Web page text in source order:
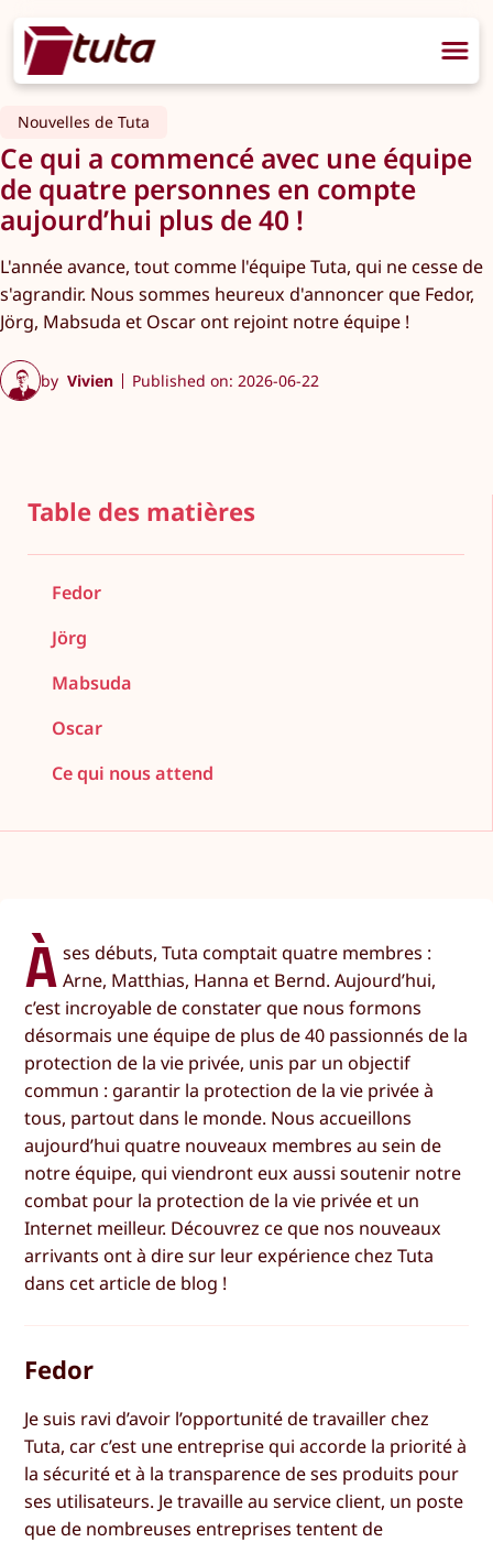
Nouvelles de Tuta
Ce qui a commencé avec une équipe
de quatre personnes en compte
aujourd’hui plus de 40 !
L'année avance, tout comme l'équipe Tuta, qui ne cesse de
s'agrandir. Nous sommes heureux d'annoncer que Fedor,
Jörg, Mabsuda et Oscar ont rejoint notre équipe !
by Vivien Published on: 2026-06-22
Table des matières
Fedor
Jörg
Mabsuda
Oscar
Ce qui nous attend
À ses débuts, Tuta comptait quatre membres :
Arne, Matthias, Hanna et Bernd. Aujourd’hui,
c’est incroyable de constater que nous formons
désormais une équipe de plus de 40 passionnés de la
protection de la vie privée, unis par un objectif
commun : garantir la protection de la vie privée à
tous, partout dans le monde. Nous accueillons
aujourd’hui quatre nouveaux membres au sein de
notre équipe, qui viendront eux aussi soutenir notre
combat pour la protection de la vie privée et un
Internet meilleur. Découvrez ce que nos nouveaux
arrivants ont à dire sur leur expérience chez Tuta
dans cet article de blog !
Fedor
Je suis ravi d’avoir l’opportunité de travailler chez
Tuta, car c’est une entreprise qui accorde la priorité à
la sécurité et à la transparence de ses produits pour
ses utilisateurs. Je travaille au service client, un poste
que de nombreuses entreprises tentent de